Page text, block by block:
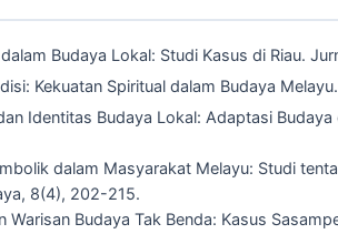
Budaya Lokal: Studi Kasus di Riau.
Kekuatan Spiritual dalam Budaya
Identitas Budaya Lokal: Adaptasi
dalam Masyarakat Melayu: Studi
8(4), 202-215.
Warisan Budaya Tak Benda: Kasus